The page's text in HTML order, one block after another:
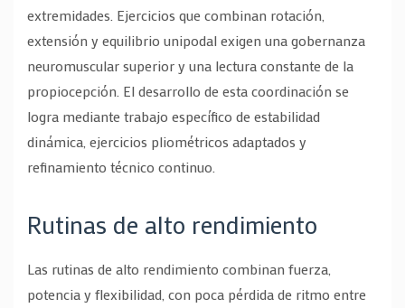
extremidades. Ejercicios que combinan rotación,
extensión y equilibrio unipodal exigen una gobernanza
neuromuscular superior y una lectura constante de la
propiocepción. El desarrollo de esta coordinación se
logra mediante trabajo específico de estabilidad
dinámica, ejercicios pliométricos adaptados y
refinamiento técnico continuo.
Rutinas de alto rendimiento
Las rutinas de alto rendimiento combinan fuerza,
potencia y flexibilidad, con poca pérdida de ritmo entre